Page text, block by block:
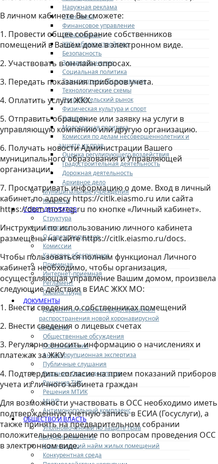
Наружная реклама
Экономика
Финансовое управление
Образование
ЖКХ и благоустройство
Безопасность
Здравоохранение
Социальная политика
Транспортное обслуживание
Технологические схемы
Потребительский рынок
Физическая культура и спорт
Культура
Молодежная политика
Комиссия по делам несовершеннолетних и
защите их прав
Оценка регулирующего воздействия
Градостроительная деятельность
Дорожная деятельность
Архивное дело
Муниципальные учреждения
Контакты
СОВЕТ ДЕПУТАТОВ
Структура
Депутаты
О Совете депутатов
Комиссии
Кадровое обеспечение
Приемная
Интернет-приемная
Регламент
Охрана труда
ДОКУМЕНТЫ
Документы по мерам предотвращения
распространения новой коронавирусной
инфекции
Общественные обсуждения
Постановления
Антикоррупционная экспертиза
Публичные слушания
Решения Совета депутатов
Решения ТИК
Решения МТИК
МЦУР
Антимонопольный комплаенс
ОБЩЕСТВО И ВЛАСТЬ
Уполномоченный по защите прав
предпринимателей
Коммерческий найм жилых помещений
Конкурентная среда
В личном кабинете Вы сможете:
1. Провести общее собрание собственников
помещений в Вашем доме в электронном виде.
2. Участвовать в он-лайн опросах.
3. Передать показания приборов учета.
4. Оплатить услуги ЖКХ.
5. Отправить обращение или заявку на услуги в
управляющую компанию или другую организацию.
6. Получать новости Администрации Вашего
муниципального образования и Управляющей
организации.
7. Просматривать информацию о доме. Вход в личный
кабинет по адресу https://citlk.eiasmo.ru или cайта
https://dom.mosreg.ru по кнопке «Личный кабинет».
Инструкции по использованию личного кабинета
размещены на сайте https://citlk.eiasmo.ru/docs.
Чтобы пользоваться полным функционал Личного
кабинета необходимо, чтобы организация,
осуществляющая управление Вашим домом, произвела
следующие действия в ЕИАС ЖКХ МО:
1. Внести сведения о собственниках помещений
2. Внести сведения о лицевых счетах
3. Регулярно вносить информацию о начислениях и
платежах за ЖКУ
4. Подтвердить согласие на прием показаний приборов
учета из личного кабинета граждан
Для возможности участвовать в ОСС необходимо иметь
подтвержденную учетную запись в ЕСИА (Госуслуги), а
также принять на предварительном собрании
положительное решение по вопросам проведения ОСС
в электронном виде.